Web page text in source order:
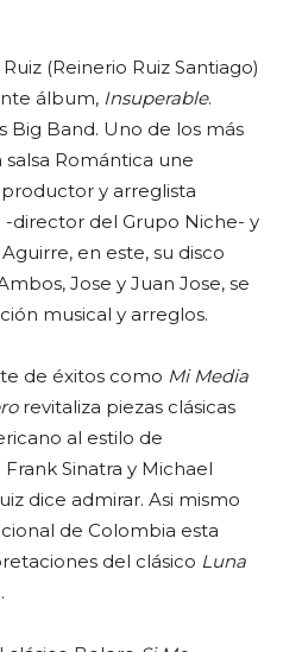
(Reinerio Ruiz Santiago)
álbum, Insuperable.
Big Band. Uno de los más
Romántica une
y arreglista
director del Grupo Niche- y
en este, su disco
Jose y Juan Jose, se
musical y arreglos.
de éxitos como Mi Media
revitaliza piezas clásicas
al estilo de
Sinatra y Michael
dice admirar. Asi mismo
de Colombia esta
del clásico Luna